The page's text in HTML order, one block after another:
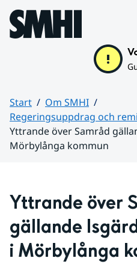
Hoppa till sidans innehåll
Start
Om SMHI
Regeringsuppdrag och
Yttrande över Samråd
Mörbylånga kommun
Yttrande över
gällande
i Mörbylånga